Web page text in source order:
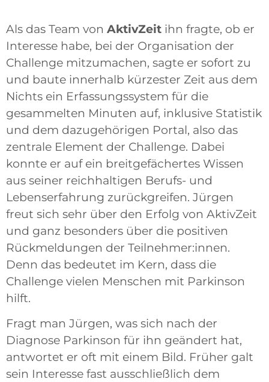
Als das Team von AktivZeit ihn fragte, ob er
Interesse habe, bei der Organisation der
Challenge mitzumachen, sagte er sofort zu
und baute innerhalb kürzester Zeit aus dem
Nichts ein Erfassungssystem für die
gesammelten Minuten auf, inklusive Statistik
und dem dazugehörigen Portal, also das
zentrale Element der Challenge. Dabei
konnte er auf ein breitgefächertes Wissen
aus seiner reichhaltigen Berufs- und
Lebenserfahrung zurückgreifen. Jürgen
freut sich sehr über den Erfolg von AktivZeit
und ganz besonders über die positiven
Rückmeldungen der Teilnehmer:innen.
Denn das bedeutet im Kern, dass die
Challenge vielen Menschen mit Parkinson
hilft.
Fragt man Jürgen, was sich nach der
Diagnose Parkinson für ihn geändert hat,
antwortet er oft mit einem Bild. Früher galt
sein Interesse fast ausschließlich dem